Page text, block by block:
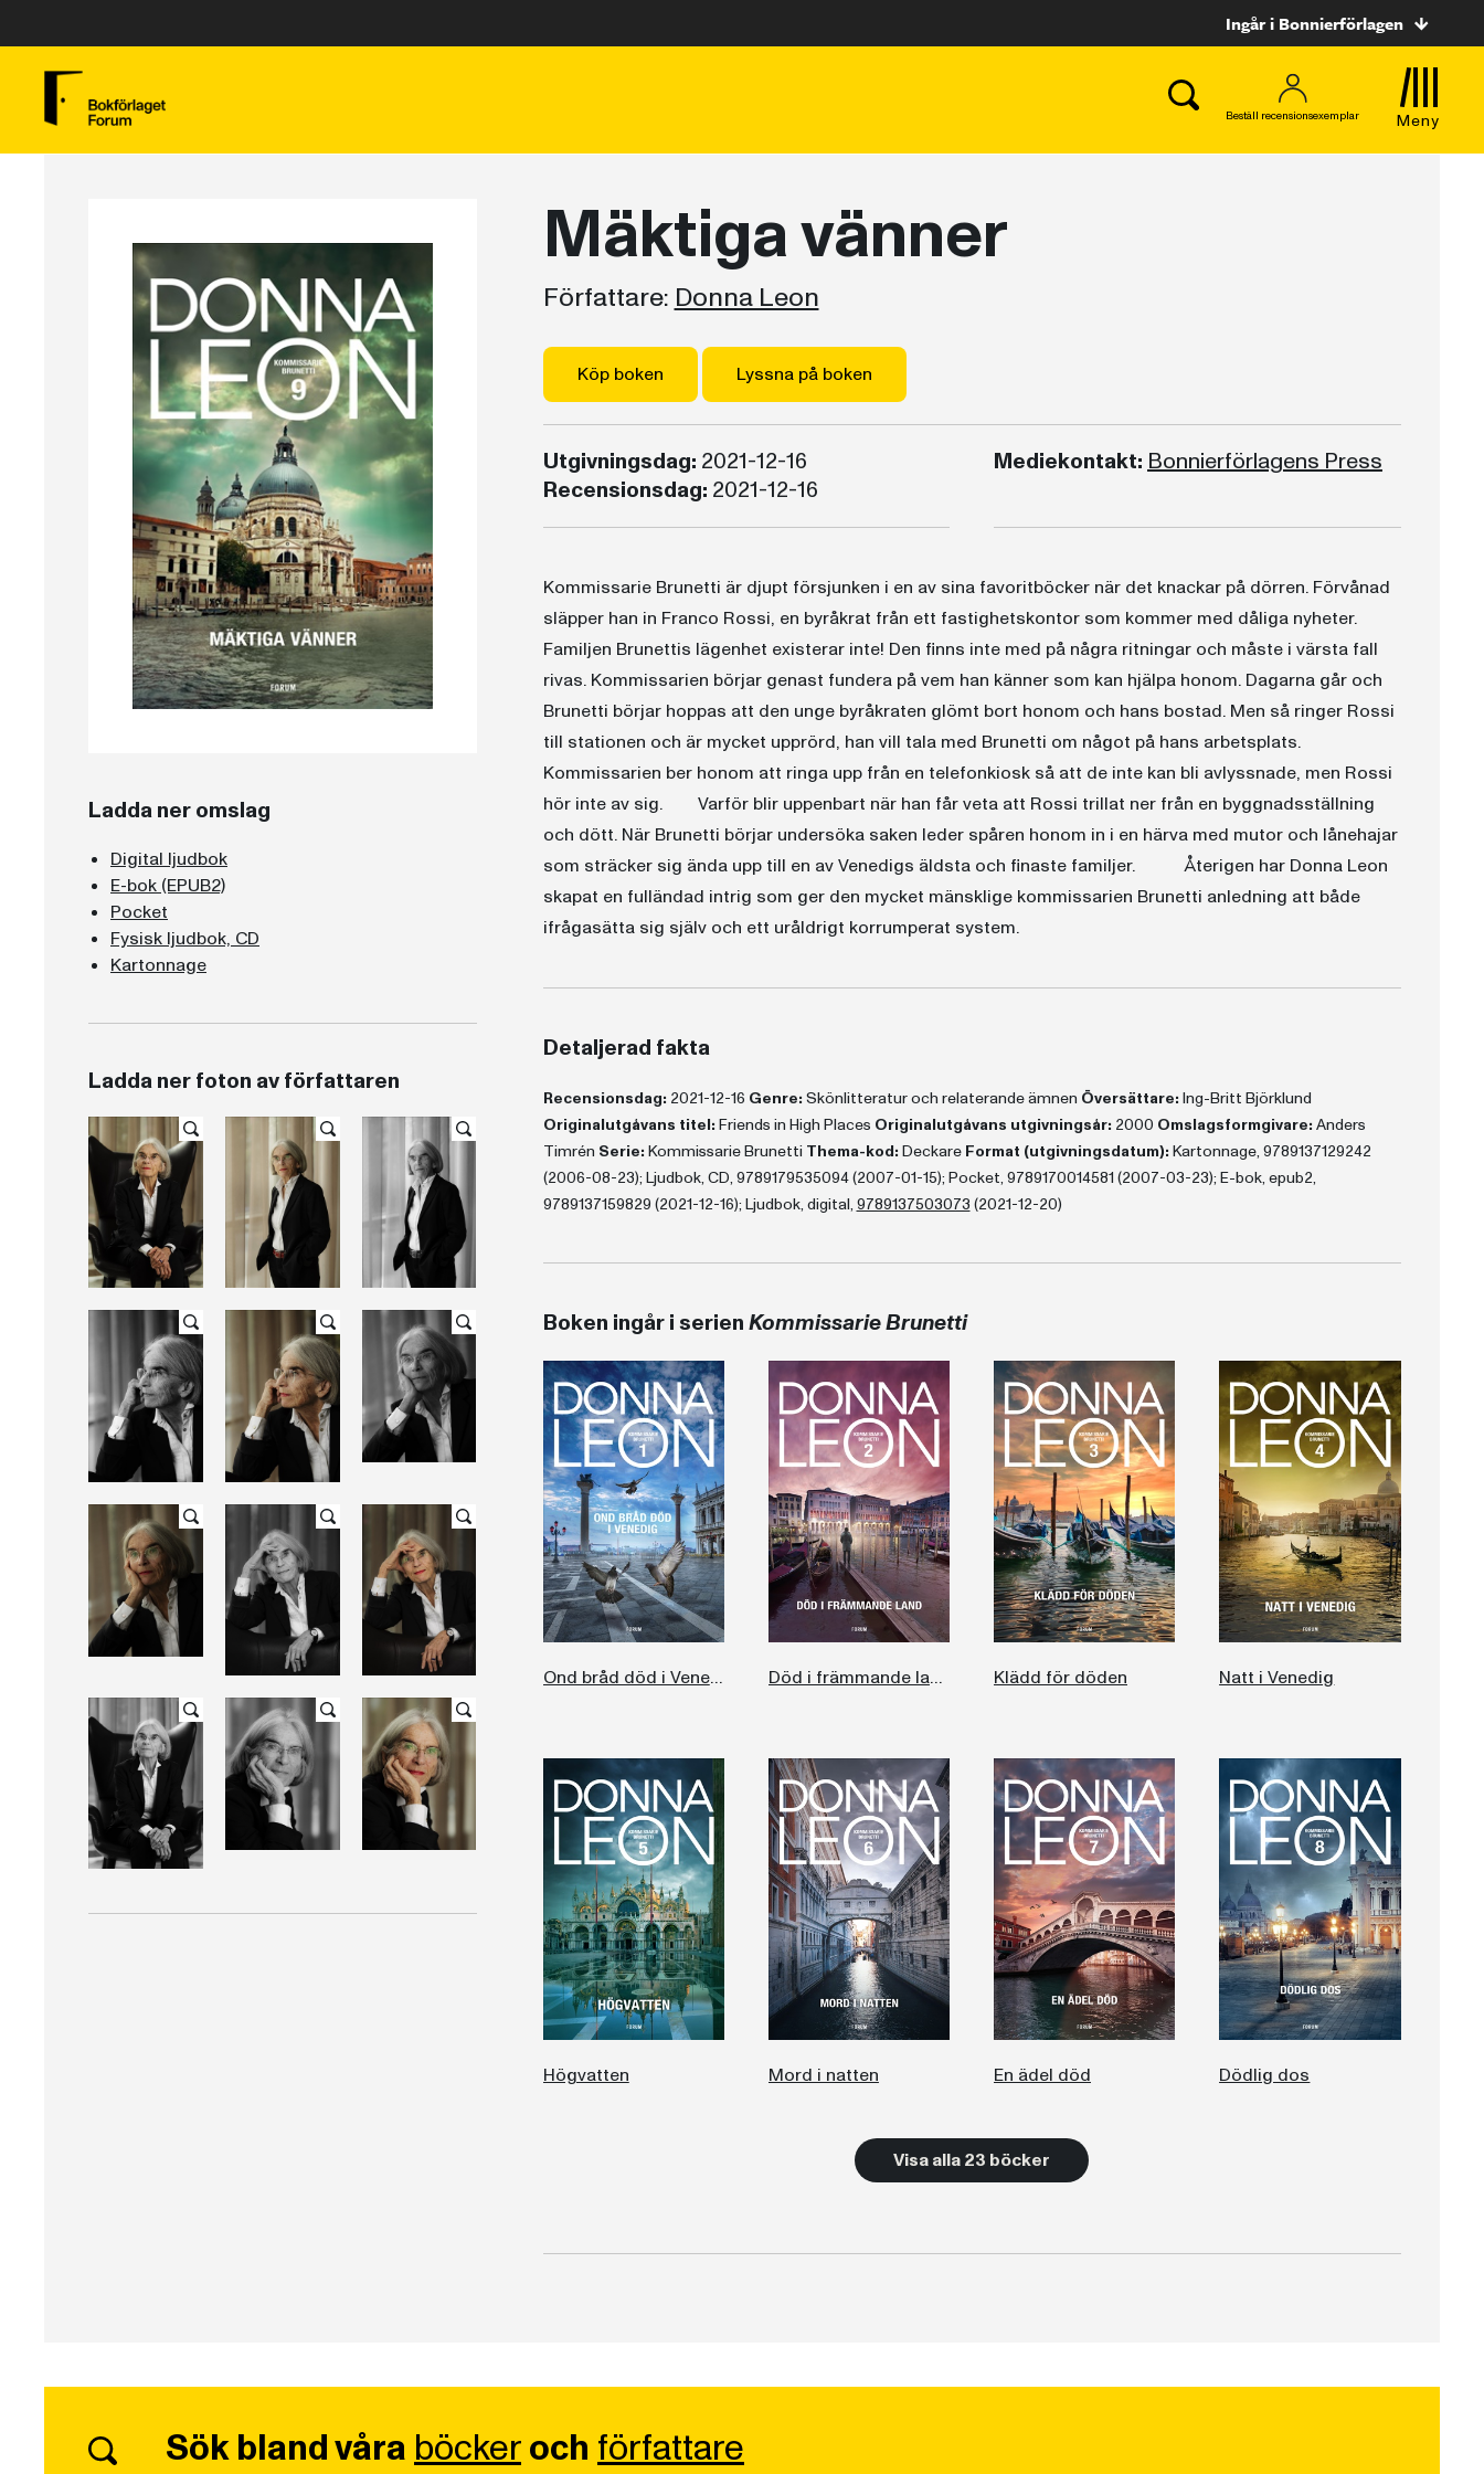
Ingår i Bonnierförlagen
Beställ recensionsexemplar Meny
Ladda ner omslag
Digital ljudbok
E-bok (EPUB2)
Pocket
Fysisk ljudbok, CD
Kartonnage
Ladda ner foton av författaren
Mäktiga vänner
Författare: Donna Leon
Köp boken Lyssna på boken
Utgivningsdag: 2021-12-16
Recensionsdag: 2021-12-16
Mediekontakt:Bonnierförlagens Press
Kommissarie Brunetti är djupt försjunken i en av sina favoritböcker när det knackar på dörren. Förvånad
släpper han in Franco Rossi, en byråkrat från ett fastighetskontor som kommer med dåliga nyheter.
Familjen Brunettis lägenhet existerar inte! Den finns inte med på några ritningar och måste i värsta fall
rivas. Kommissarien börjar genast fundera på vem han känner som kan hjälpa honom. Dagarna går och
Brunetti börjar hoppas att den unge byråkraten glömt bort honom och hans bostad. Men så ringer Rossi
till stationen och är mycket upprörd, han vill tala med Brunetti om något på hans arbetsplats.
Kommissarien ber honom att ringa upp från en telefonkiosk så att de inte kan bli avlyssnade, men Rossi
hör inte av sig. Varför blir uppenbart när han får veta att Rossi trillat ner från en byggnadsställning
och dött. När Brunetti börjar undersöka saken leder spåren honom in i en härva med mutor och lånehajar
som sträcker sig ända upp till en av Venedigs äldsta och finaste familjer. Återigen har Donna Leon
skapat en fulländad intrig som ger den mycket mänsklige kommissarien Brunetti anledning att både
ifrågasätta sig själv och ett uråldrigt korrumperat system.
Detaljerad fakta
Recensionsdag: 2021-12-16 Genre: Skönlitteratur och relaterande ämnen Översättare: Ing-Britt Björklund
Originalutgåvans titel: Friends in High Places Originalutgåvans utgivningsår: 2000 Omslagsformgivare: Anders
Timrén Serie: Kommissarie Brunetti Thema-kod: Deckare Format (utgivningsdatum): Kartonnage, 9789137129242
(2006-08-23); Ljudbok, CD, 9789179535094 (2007-01-15); Pocket, 9789170014581 (2007-03-23); E-bok, epub2,
9789137159829 (2021-12-16); Ljudbok, digital, 9789137503073 (2021-12-20)
Boken ingår i serienKommissarie Brunetti
Ond bråd död i Venedig Död i främmande land Klädd för döden Natt i Venedig
Högvatten Mord i natten En ädel död Dödlig dos
Visa alla 23 böcker
Sök bland våraböckeroch författare